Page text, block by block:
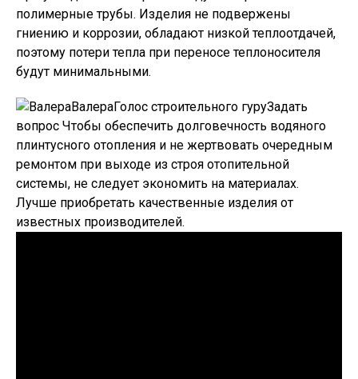
полимерные трубы. Изделия не подвержены
гниению и коррозии, обладают низкой теплоотдачей,
поэтому потери тепла при переносе теплоносителя
будут минимальными.
ВалераГолос строительного гуруЗадать
вопрос Чтобы обеспечить долговечность водяного
плинтусного отопления и не жертвовать очередным
ремонтом при выходе из строя отопительной
системы, не следует экономить на материалах.
Лучше приобретать качественные изделия от
известных производителей.